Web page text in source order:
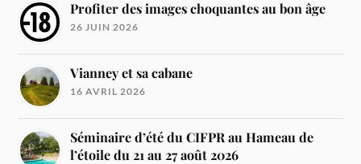
Profiter des images choquantes au bon âge
26 JUIN 2026
Vianney et sa cabane
16 AVRIL 2026
Séminaire d’été du CIFPR au Hameau de
l’étoile du 21 au 27 août 2026